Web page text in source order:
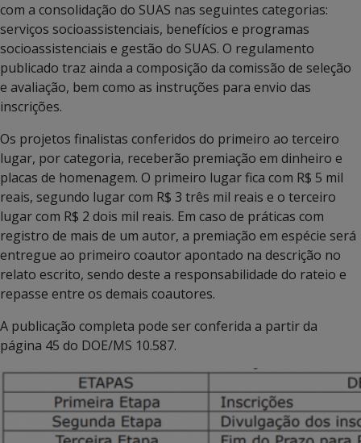
com a consolidação do SUAS nas seguintes categorias:
serviços socioassistenciais, benefícios e programas
socioassistenciais e gestão do SUAS. O regulamento
publicado traz ainda a composição da comissão de seleção
e avaliação, bem como as instruções para envio das
inscrições.
Os projetos finalistas conferidos do primeiro ao terceiro
lugar, por categoria, receberão premiação em dinheiro e
placas de homenagem. O primeiro lugar fica com R$ 5 mil
reais, segundo lugar com R$ 3 três mil reais e o terceiro
lugar com R$ 2 dois mil reais. Em caso de práticas com
registro de mais de um autor, a premiação em espécie será
entregue ao primeiro coautor apontado na descrição no
relato escrito, sendo deste a responsabilidade do rateio e
repasse entre os demais coautores.
A publicação completa pode ser conferida a partir da
página 45 do DOE/MS 10.587.